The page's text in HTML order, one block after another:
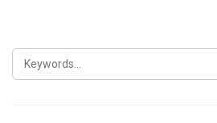
SEARCH
FOR: